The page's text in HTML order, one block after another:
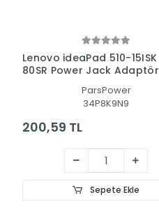
Lenovo ideaPad 510-15ISK
80SR Power Jack Adaptör
ParsPower
34P8K9N9
200,59 TL
Sepete Ekle